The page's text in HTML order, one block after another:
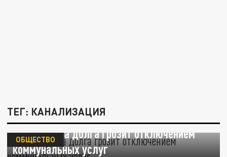
ТЕГ: КАНАЛИЗАЦИЯ
Какая сумма долга грозит отключением
коммунальных услуг
ОБЩЕСТВО